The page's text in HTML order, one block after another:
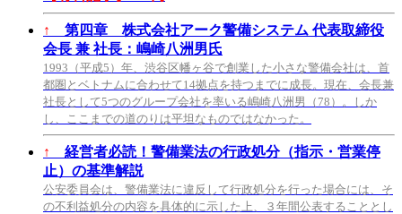
↑
第四章 株式会社アーク警備システム 代表取締役
会長 兼 社長：嶋崎八洲男氏
1993（平成5）年、渋谷区幡ヶ谷で創業した小さな警備会社は、首
都圏とベトナムに合わせて14拠点を持つまでに成長。現在、会長兼
社長として5つのグループ会社を率いる嶋崎八洲男（78）。しか
し、ここまでの道のりは平坦なものではなかった。
↑
経営者必読！警備業法の行政処分（指示・営業停
止）の基準解説
公安委員会は、警備業法に違反して行政処分を行った場合には、そ
の不利益処分の内容を具体的に示した上、３年間公表することとし